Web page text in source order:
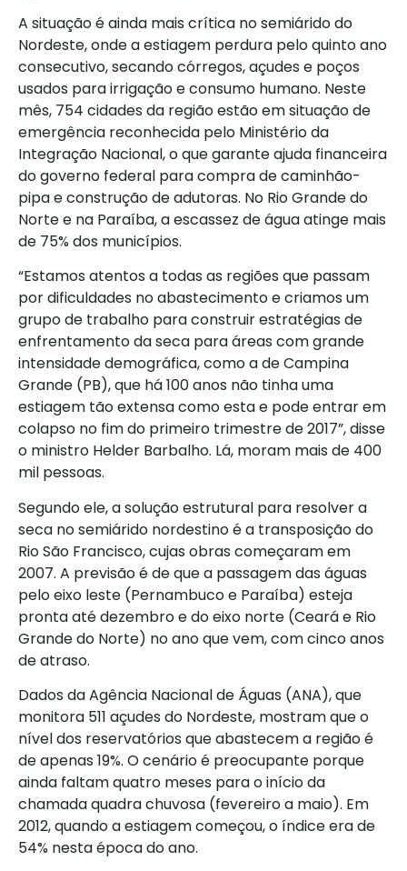
A situação é ainda mais crítica no semiárido do
Nordeste, onde a estiagem perdura pelo quinto ano
consecutivo, secando córregos, açudes e poços
usados para irrigação e consumo humano. Neste
mês, 754 cidades da região estão em situação de
emergência reconhecida pelo Ministério da
Integração Nacional, o que garante ajuda financeira
do governo federal para compra de caminhão-
pipa e construção de adutoras. No Rio Grande do
Norte e na Paraíba, a escassez de água atinge mais
de 75% dos municípios.
“Estamos atentos a todas as regiões que passam
por dificuldades no abastecimento e criamos um
grupo de trabalho para construir estratégias de
enfrentamento da seca para áreas com grande
intensidade demográfica, como a de Campina
Grande (PB), que há 100 anos não tinha uma
estiagem tão extensa como esta e pode entrar em
colapso no fim do primeiro trimestre de 2017”, disse
o ministro Helder Barbalho. Lá, moram mais de 400
mil pessoas.
Segundo ele, a solução estrutural para resolver a
seca no semiárido nordestino é a transposição do
Rio São Francisco, cujas obras começaram em
2007. A previsão é de que a passagem das águas
pelo eixo leste (Pernambuco e Paraíba) esteja
pronta até dezembro e do eixo norte (Ceará e Rio
Grande do Norte) no ano que vem, com cinco anos
de atraso.
Dados da Agência Nacional de Águas (ANA), que
monitora 511 açudes do Nordeste, mostram que o
nível dos reservatórios que abastecem a região é
de apenas 19%. O cenário é preocupante porque
ainda faltam quatro meses para o início da
chamada quadra chuvosa (fevereiro a maio). Em
2012, quando a estiagem começou, o índice era de
54% nesta época do ano.